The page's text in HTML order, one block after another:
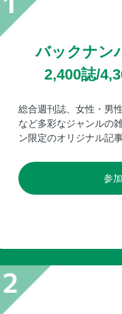
バックナン
2,400誌/
総合週刊誌、女性・男
など多彩なジャンルの
ン限定のオリジナル記
参